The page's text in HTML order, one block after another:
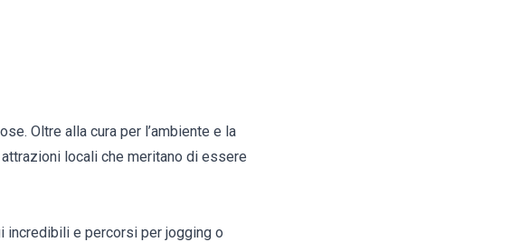
Oltre alla cura per l’ambiente e la
locali che meritano di essere
incredibili e percorsi per jogging o